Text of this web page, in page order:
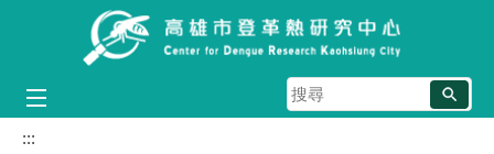
跳到主要內容區塊
搜
尋
:::